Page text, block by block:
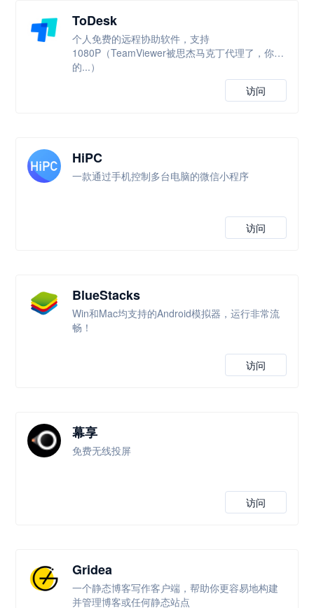
ToDesk
个人免费的远程协助软件，支持
1080P（TeamViewer被思杰马克丁代理了，你懂
的...）
访问
HiPC
一款通过手机控制多台电脑的微信小程序
访问
BlueStacks
Win和Mac均支持的Android模拟器，运行非常流
畅！
访问
幕享
免费无线投屏
访问
Gridea
一个静态博客写作客户端，帮助你更容易地构建
并管理博客或任何静态站点